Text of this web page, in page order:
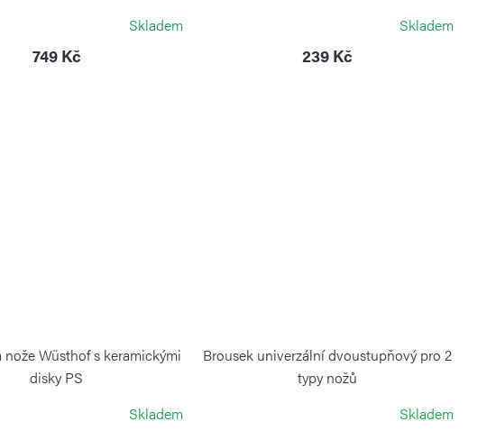
Skladem
749 Kč
Skladem
239 Kč
nože Wüsthof s keramickými
disky PS
Skladem
Brousek univerzální dvoustupňový pro 2
typy nožů
Skladem